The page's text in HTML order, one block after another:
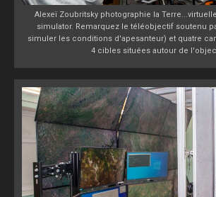
Alexeï Zoubritsky photographie la
simulator. Remarquez le téléobjectif soutenu
simuler les conditions d'apesanteur) et quatre
4 cibles situées autour de